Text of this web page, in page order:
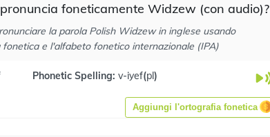
foneticamente Widzew (con audio)?
la parola Polish Widzew in inglese usando
e l'alfabeto fonetico internazionale (IPA)
Phonetic Spelling: v-iyef(pl)
Aggiungi l'ortografia fonetica